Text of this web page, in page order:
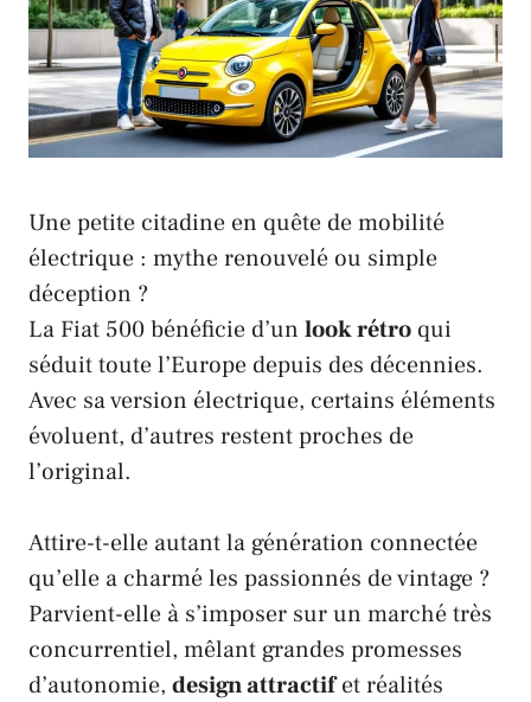
Une petite citadine en quête de mobilité
électrique : mythe renouvelé ou simple
déception ?
La Fiat 500 bénéficie d’un look rétro qui
séduit toute l’Europe depuis des décennies.
Avec sa version électrique, certains éléments
évoluent, d’autres restent proches de
l’original.
Attire-t-elle autant la génération connectée
qu’elle a charmé les passionnés de vintage ?
Parvient-elle à s’imposer sur un marché très
concurrentiel, mêlant grandes promesses
d’autonomie, design attractifet réalités